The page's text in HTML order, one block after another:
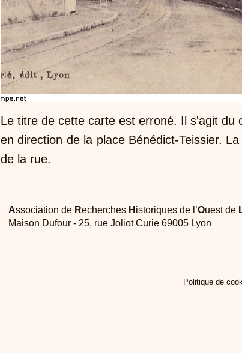
Le titre de cette carte est erroné. Il s'agit du
en direction de la place Bénédict-Teissier.
de la rue.
Association de Recherches H istoriques de l’Ouest de
Maison Dufour - 25, rue Joliot Curie 69005 Lyon
Politique de